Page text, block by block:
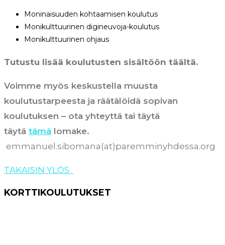
Moninaisuuden kohtaamisen koulutus
Monikulttuurinen digineuvoja-koulutus
Monikulttuurinen ohjaus
Tutustu lisää koulutusten sisältöön täältä.
Voimme myös keskustella muusta
koulutustarpeesta ja räätälöidä sopivan
koulutuksen – ota yhteyttä tai täytä
täytä tämä lomake.
emmanuel.sibomana(at)paremminyhdessa.org
TAKAISIN YLÖS
KORTTIKOULUTUKSET